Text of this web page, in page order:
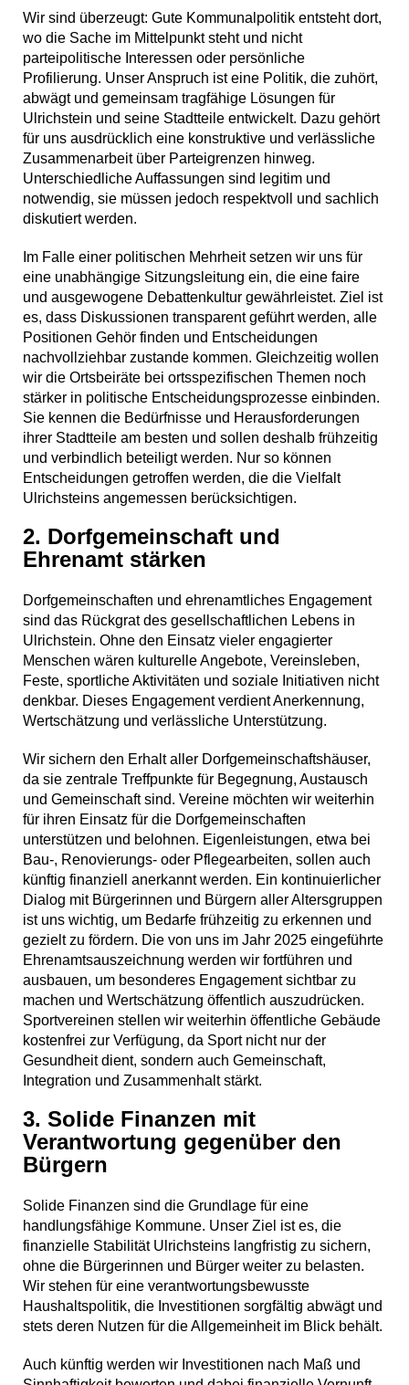
Wir sind überzeugt: Gute Kommunalpolitik entsteht dort,
wo die Sache im Mittelpunkt steht und nicht
parteipolitische Interessen oder persönliche
Profilierung. Unser Anspruch ist eine Politik, die zuhört,
abwägt und gemeinsam tragfähige Lösungen für
Ulrichstein und seine Stadtteile entwickelt. Dazu gehört
für uns ausdrücklich eine konstruktive und verlässliche
Zusammenarbeit über Parteigrenzen hinweg.
Unterschiedliche Auffassungen sind legitim und
notwendig, sie müssen jedoch respektvoll und sachlich
diskutiert werden.
Im Falle einer politischen Mehrheit setzen wir uns für
eine unabhängige Sitzungsleitung ein, die eine faire
und ausgewogene Debattenkultur gewährleistet. Ziel ist
es, dass Diskussionen transparent geführt werden, alle
Positionen Gehör finden und Entscheidungen
nachvollziehbar zustande kommen. Gleichzeitig wollen
wir die Ortsbeiräte bei ortsspezifischen Themen noch
stärker in politische Entscheidungsprozesse einbinden.
Sie kennen die Bedürfnisse und Herausforderungen
ihrer Stadtteile am besten und sollen deshalb frühzeitig
und verbindlich beteiligt werden. Nur so können
Entscheidungen getroffen werden, die die Vielfalt
Ulrichsteins angemessen berücksichtigen.
2. Dorfgemeinschaft und
Ehrenamt stärken
Dorfgemeinschaften und ehrenamtliches Engagement
sind das Rückgrat des gesellschaftlichen Lebens in
Ulrichstein. Ohne den Einsatz vieler engagierter
Menschen wären kulturelle Angebote, Vereinsleben,
Feste, sportliche Aktivitäten und soziale Initiativen nicht
denkbar. Dieses Engagement verdient Anerkennung,
Wertschätzung und verlässliche Unterstützung.
Wir sichern den Erhalt aller Dorfgemeinschaftshäuser,
da sie zentrale Treffpunkte für Begegnung, Austausch
und Gemeinschaft sind. Vereine möchten wir weiterhin
für ihren Einsatz für die Dorfgemeinschaften
unterstützen und belohnen. Eigenleistungen, etwa bei
Bau-, Renovierungs- oder Pflegearbeiten, sollen auch
künftig finanziell anerkannt werden. Ein kontinuierlicher
Dialog mit Bürgerinnen und Bürgern aller Altersgruppen
ist uns wichtig, um Bedarfe frühzeitig zu erkennen und
gezielt zu fördern. Die von uns im Jahr 2025 eingeführte
Ehrenamtsauszeichnung werden wir fortführen und
ausbauen, um besonderes Engagement sichtbar zu
machen und Wertschätzung öffentlich auszudrücken.
Sportvereinen stellen wir weiterhin öffentliche Gebäude
kostenfrei zur Verfügung, da Sport nicht nur der
Gesundheit dient, sondern auch Gemeinschaft,
Integration und Zusammenhalt stärkt.
3. Solide Finanzen mit
Verantwortung gegenüber den
Bürgern
Solide Finanzen sind die Grundlage für eine
handlungsfähige Kommune. Unser Ziel ist es, die
finanzielle Stabilität Ulrichsteins langfristig zu sichern,
ohne die Bürgerinnen und Bürger weiter zu belasten.
Wir stehen für eine verantwortungsbewusste
Haushaltspolitik, die Investitionen sorgfältig abwägt und
stets deren Nutzen für die Allgemeinheit im Blick behält.
Auch künftig werden wir Investitionen nach Maß und